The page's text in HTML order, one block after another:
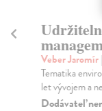
Veber Jaromír
Tematika
let vývojem a
Dodávateľ